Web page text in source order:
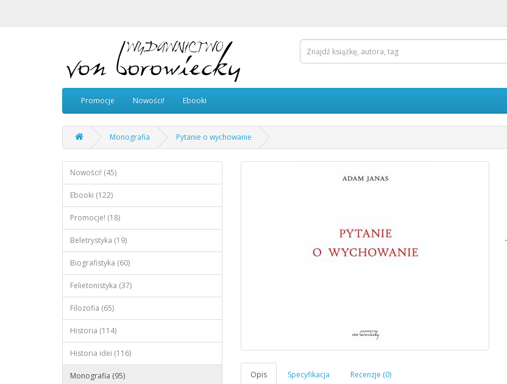
Promocje Nowości! Ebooki
Monografia Pytanie o wychowanie
Nowości! (45)
Ebooki (122)
Promocje! (18)
Beletrystyka (19)
Biografistyka (60)
Felietonistyka (37)
Filozofia (65)
Historia (114)
Historia idei (116)
Monografia (95)